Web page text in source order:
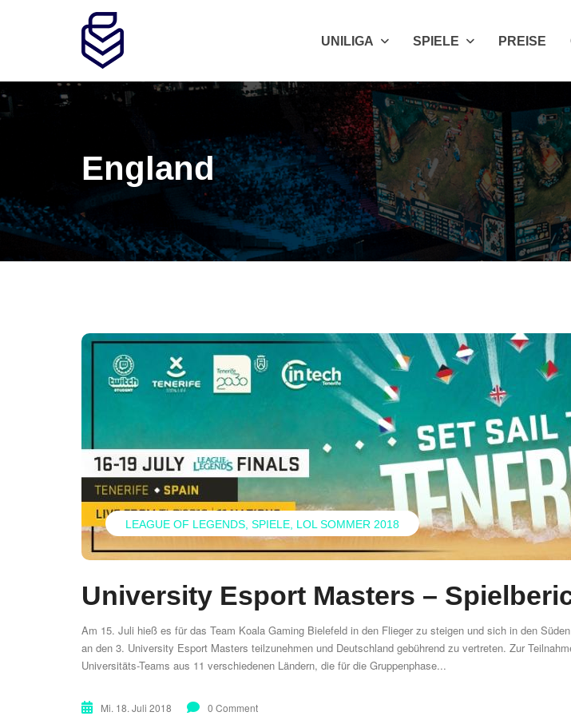
UNILIGA SPIELE PREISE
England
LEAGUE OF LEGENDS SPIELE LOL SOMMER 2018
University Esport Masters –
Am 15. Juli hieß es für das Team Koala Gaming Bielefeld in den Flieger zu steigen und sich in den
an den 3. University Esport Masters teilzunehmen und Deutschland gebührend zu vertreten. Zur
Universitäts-Teams aus 11 verschiedenen Ländern, die für die Gruppenphase...
Mi. 18. Juli 2018 0 Comment